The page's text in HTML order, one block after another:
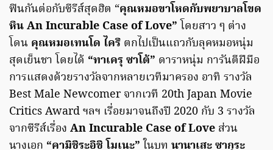
ฟินกันต่อกับซีรีส์สุดฮิต “คุณหมอขาโหดกับพยาบาลโขด
หิน An Incurable Case of Love” โดยสาว ๆ ต่าง
โดน คุณหมอเทนโด ไคริ ตกไปเป็นแถวกับลุคหมอหนุ่ม
สุดเย็นชา โดยได้ “ทาเครุ ซาโต้” ดาราหนุ่ม การันตีฝีมือ
การแสดงด้วยรางวัลจากหลายเวทีมาครอง อาทิ รางวัล
Best Male Newcomer จากเวที 20th Japan Movie
Critics Award ฯลฯ เรื่อยมาจนถึงปี 2020 กับ 3 รางวัล
จากซีรีส์เรื่อง An Incurable Case of Love ส่วน
นางเอก “คามิชิระอิชิ โมเนะ” ในบท นานาเสะ ซากุระ